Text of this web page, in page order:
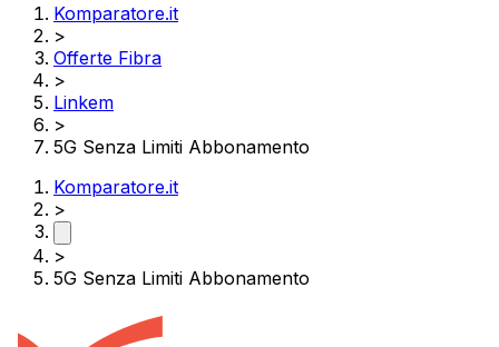
Komparatore.it
>
Offerte Fibra
>
Linkem
>
5G Senza Limiti Abbonamento
Komparatore.it
>
>
5G Senza Limiti Abbonamento